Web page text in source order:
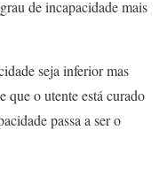
de incapacidade mais
seja inferior mas
que o utente está curado
passa a ser o